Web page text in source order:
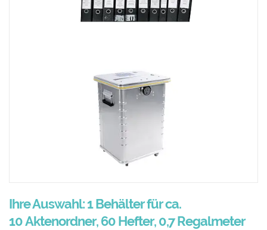
Ihre Auswahl: 1 Behälter für ca.
10 Aktenordner, 60 Hefter, 0,7 Regalmeter